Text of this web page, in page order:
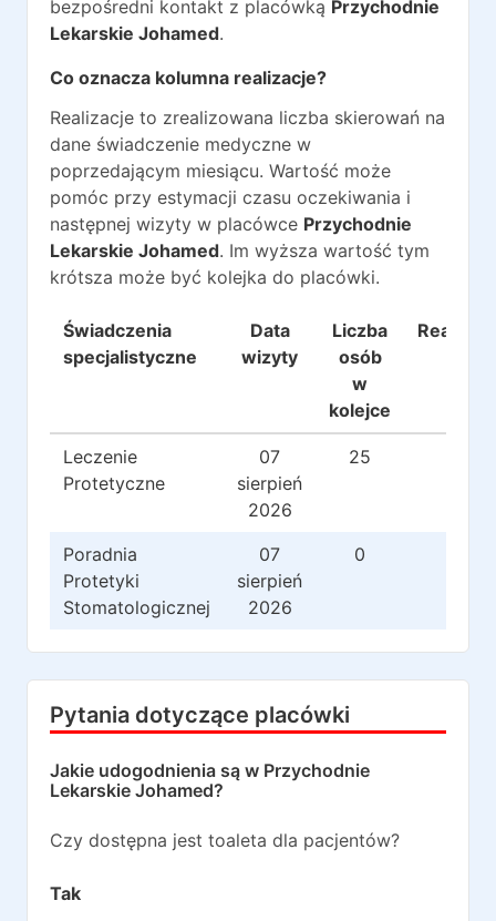
bezpośredni kontakt z placówką Przychodnie
Lekarskie Johamed.
Co oznacza kolumna realizacje?
Realizacje to zrealizowana liczba skierowań na
dane świadczenie medyczne w
poprzedającym miesiącu. Wartość może
pomóc przy estymacji czasu oczekiwania i
następnej wizyty w placówce Przychodnie
Lekarskie Johamed. Im wyższa wartość tym
krótsza może być kolejka do placówki.
Świadczenia
specjalistyczne
Data
wizyty
Liczba
osób
w
kolejce
Leczenie
Protetyczne
07
sierpień
2026
25
Poradnia
Protetyki
Stomatologicznej
07
sierpień
2026
0
Pytania dotyczące placówki
Jakie udogodnienia są w Przychodnie
Lekarskie Johamed?
Czy dostępna jest toaleta dla pacjentów?
Tak